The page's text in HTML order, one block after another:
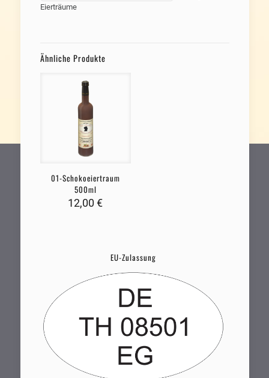
Eierträume
Ähnliche Produkte
01-Schokoeiertraum
500ml
12,00€
EU-Zulassung